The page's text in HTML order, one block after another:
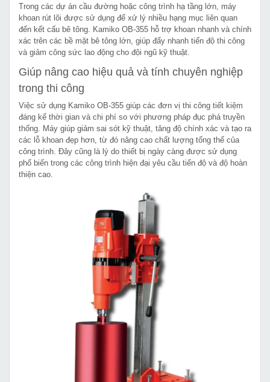
Trong các dự án cầu đường hoặc công trình hạ tầng lớn, máy
khoan rút lõi được sử dụng để xử lý nhiều hạng mục liên quan
đến kết cấu bê tông. Kamiko OB-355 hỗ trợ khoan nhanh và chính
xác trên các bề mặt bê tông lớn, giúp đẩy nhanh tiến độ thi công
và giảm công sức lao động cho đội ngũ kỹ thuật.
Giúp nâng cao hiệu quả và tính chuyên nghiệp
trong thi công
Việc sử dụng Kamiko OB-355 giúp các đơn vị thi công tiết kiệm
đáng kể thời gian và chi phí so với phương pháp đục phá truyền
thống. Máy giúp giảm sai sót kỹ thuật, tăng độ chính xác và tạo ra
các lỗ khoan đẹp hơn, từ đó nâng cao chất lượng tổng thể của
công trình. Đây cũng là lý do thiết bị ngày càng được sử dụng
phổ biến trong các công trình hiện đại yêu cầu tiến độ và độ hoàn
thiện cao.